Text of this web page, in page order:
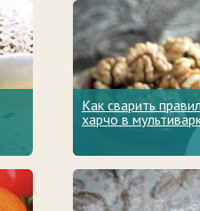
Как сварить
харчо в